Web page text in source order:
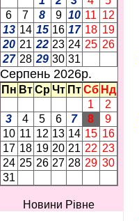
6
7 8 9 10 11 12
13 14 15 16 17 18 19
20 21 22 23 24 25 26
27 28 29 30 31
Серпень 2026p.
Пн Вт Ср Чт Пт Сб Нд
1
2
3
4 5 6 7 8
9
10 11 12 13 14 15 16
17 18 19 20 21 22 23
24 25 26 27 28 29 30
31
Новини Рівне